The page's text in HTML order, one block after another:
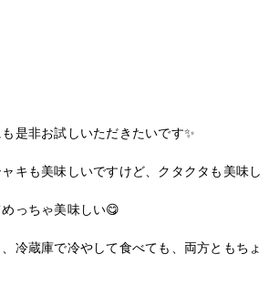
是非お試しいただきたいです✨
キも美味しいですけど、クタクタも美味し
っちゃ美味しい😋
冷蔵庫で冷やして食べても、両方ともちょ